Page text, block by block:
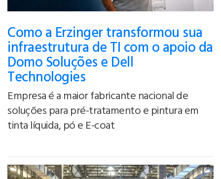
Como a Erzinger transformou sua
infraestrutura de TI com o apoio da
Domo Soluções e Dell
Technologies
Empresa é a maior fabricante nacional de
soluções para pré-tratamento e pintura em
tinta líquida, pó e E-coat